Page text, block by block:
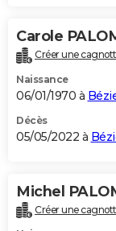
Carole
Créer une
Naissance
06/01/1970 à
Décès
05/05/2022 à
Michel
Créer une